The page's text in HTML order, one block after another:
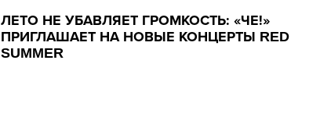
ЛЕТО НЕ УБАВЛЯЕТ ГРОМКОСТЬ: «ЧЕ!»
ПРИГЛАШАЕТ НА НОВЫЕ КОНЦЕРТЫ RED
SUMMER